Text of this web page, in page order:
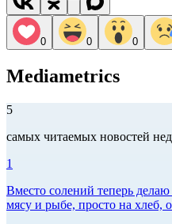
0 0 0
Mediametrics
5
самых читаемых новостей
1
Вместо солений теперь
мясу и рыбе, просто на хлеб,